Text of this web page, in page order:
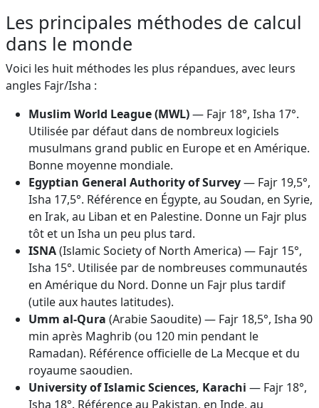
Les principales méthodes de calcul
dans le monde
Voici les huit méthodes les plus répandues, avec leurs
angles Fajr/Isha :
Muslim World League (MWL)— Fajr 18°, Isha 17°.
Utilisée par défaut dans de nombreux logiciels
musulmans grand public en Europe et en Amérique.
Bonne moyenne mondiale.
Egyptian General Authority of Survey— Fajr 19,5°,
Isha 17,5°. Référence en Égypte, au Soudan, en Syrie,
en Irak, au Liban et en Palestine. Donne un Fajr plus
tôt et un Isha un peu plus tard.
ISNA(Islamic Society of North America) — Fajr 15°,
Isha 15°. Utilisée par de nombreuses communautés
en Amérique du Nord. Donne un Fajr plus tardif
(utile aux hautes latitudes).
Umm al-Qura (Arabie Saoudite) — Fajr 18,5°, Isha 90
min après Maghrib (ou 120 min pendant le
Ramadan). Référence officielle de La Mecque et du
royaume saoudien.
University of Islamic Sciences, Karachi — Fajr 18°,
Isha 18°. Référence au Pakistan, en Inde, au